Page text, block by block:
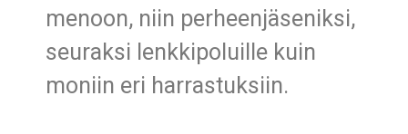
menoon, niin perheenjäseniksi,
seuraksi lenkkipoluille kuin
moniin eri harrastuksiin.